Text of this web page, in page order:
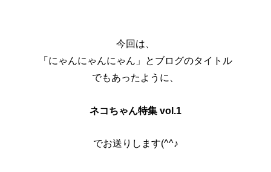
今回は、
「にゃんにゃんにゃん」とブログのタイトル
でもあったように、
ネコちゃん特集 vol.1
でお送りします(^^♪